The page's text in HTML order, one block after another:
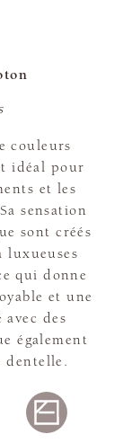
couleurs
idéal pour
et les
sensation
sont créés
luxueuses
qui donne
et une
des
également
dentelle.